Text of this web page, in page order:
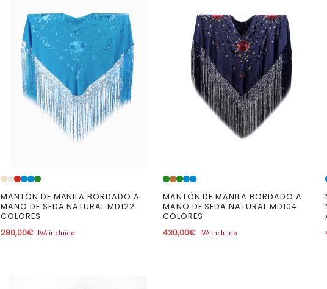
MANTÓN DE MANILA BORDADO A
MANO DE SEDA NATURAL MD122
COLORES
280,00€ IVA incluido
MANTÓN DE MANILA BORDADO A
MANO DE SEDA NATURAL MD104
COLORES
430,00€ IVA incluido